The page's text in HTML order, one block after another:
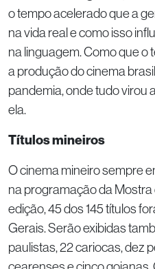
o tempo acelerado que a
na vida real e como isso
na linguagem. Como que
a produção do cinema
pandemia, onde tudo virou
ela.
Títulos mineiros
O cinema mineiro sempre
na programação da
edição, 45 dos 145 títulos
Gerais. Serão exibidas
paulistas, 22 cariocas, dez